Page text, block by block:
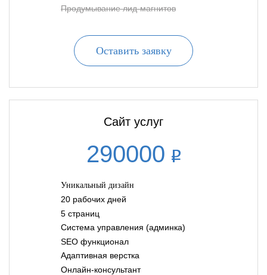
Продумывание лид-магнитов
Оставить заявку
Сайт услуг
290000
Уникальный дизайн
20 рабочих дней
5 страниц
Система управления (админка)
SEO функционал
Адаптивная верстка
Онлайн-консультант